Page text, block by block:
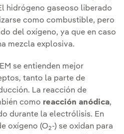
hidrógeno gaseoso liberado
como combustible, pero
del oxígeno, ya que en caso
mezcla explosiva.
se entienden mejor
tanto la parte de
La reacción de
como reacción anódica,
durante la electrólisis. En
oxígeno (O2-) se oxidan para